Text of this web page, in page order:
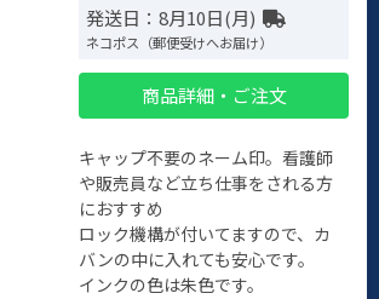
発送日：8月10日(月)
ネコポス（郵便受けへお届け）
商品詳細・ご注文
キャップ不要のネーム印。看護師
や販売員など立ち仕事をされる方
におすすめ
ロック機構が付いてますので、カ
バンの中に入れても安心です。
インクの色は朱色です。